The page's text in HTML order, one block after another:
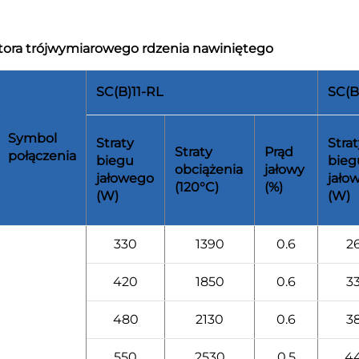
trójwymiarowego rdzenia nawiniętego
Symbol
połączenia
SC(B)11-RL
Straty
biegu
jałowego
(W)
Straty
obciążenia
(120°C)
Prąd
jałowy
(%)
(W)
330 1390 0.6
420 1850 0.6
480 2130 0.6